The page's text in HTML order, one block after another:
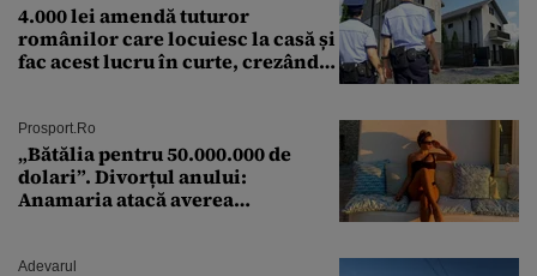
4.000 lei amendă tuturor
românilor care locuiesc la casă și
fac acest lucru în curte, crezând
Prosport.ro
„Bătălia pentru 50.000.000 de
dolari”. Divorțul anului:
Anamaria atacă averea
Adevarul